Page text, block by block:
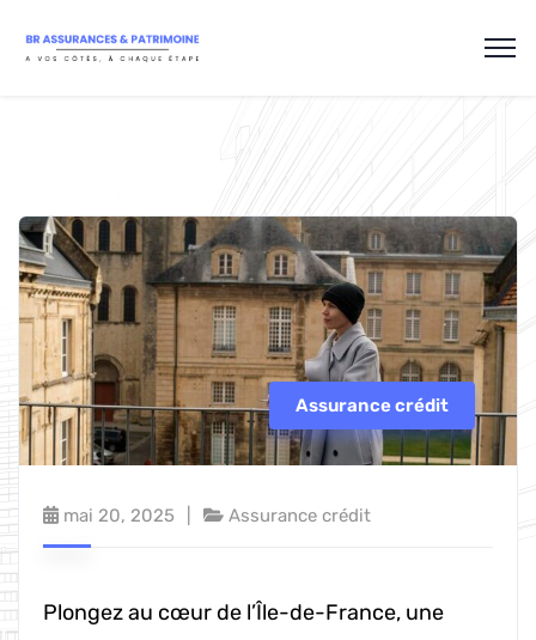
Assurance crédit
mai 20, 2025 Assurance crédit
Plongez au cœur de l’Île-de-France, une